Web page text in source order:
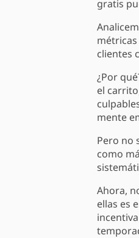
gratis
clientes
¿Por
el
mente
Pero no
como
Ahora,
ellas es